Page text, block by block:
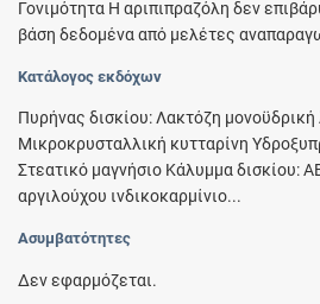
Γονιμότητα Η αριπιπραζόλη δεν
βάση δεδομένα από μελέτες
Κατάλογος εκδόχων
Πυρήνας δισκίου: Λακτόζη
Μικροκρυσταλλική κυτταρίνη
Στεατικό μαγνήσιο Κάλυμμα δισκίου:
αργιλούχου ινδικοκαρμίνιο...
Ασυμβατότητες
Δεν εφαρμόζεται.